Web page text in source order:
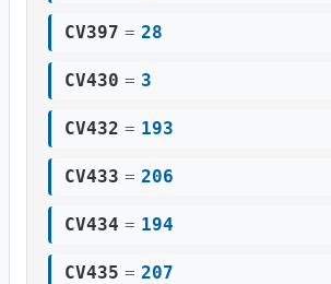
CV397 = 28
CV430 = 3
CV432 = 193
CV433 = 206
CV434 = 194
CV435 = 207